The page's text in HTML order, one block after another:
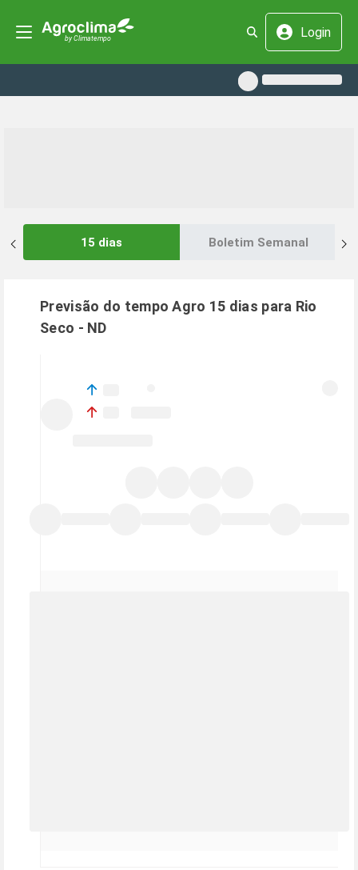
Login
15 dias Boletim Semanal
Previsão do tempo Agro 15 dias para Rio
Seco - ND